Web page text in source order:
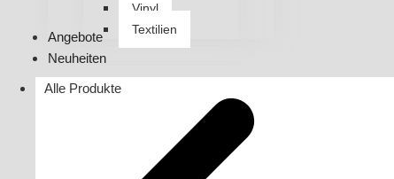
Vinyl
Textilien
Angebote
Neuheiten
Alle Produkte